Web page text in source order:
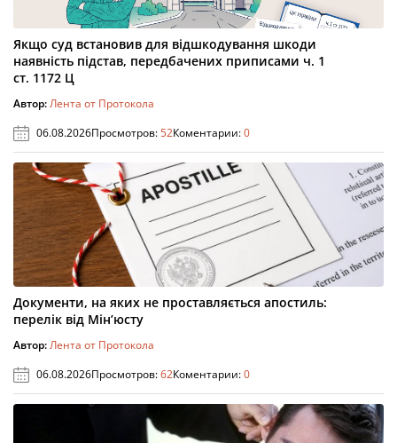
Якщо суд встановив для відшкодування шкоди
наявність підстав, передбачених приписами ч. 1
ст. 1172 Ц
Автор:Лента от Протокола
06.08.2026Просмотров:52Коментарии:0
Документи, на яких не проставляється апостиль:
перелік від Мін’юсту
Автор:Лента от Протокола
06.08.2026Просмотров:62Коментарии:0